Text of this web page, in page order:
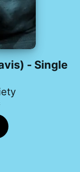
- Single